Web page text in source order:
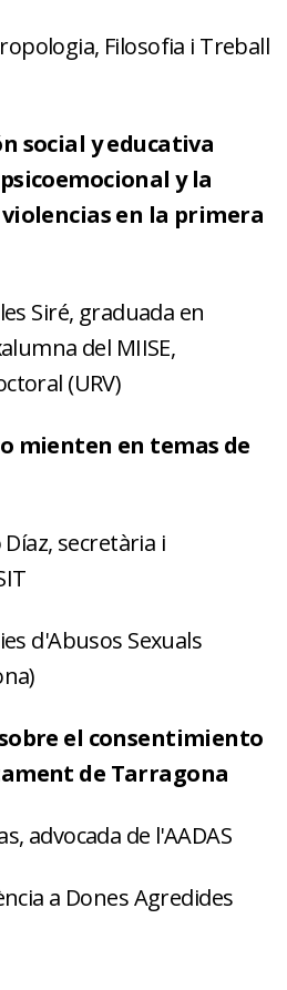
Filosofia i Treball
social y educativa
y la
en la primera
Siré, graduada en
del MIISE,
(URV)
mienten en temas de
secretària i
d'Abusos Sexuals
el consentimiento
de Tarragona
advocada de l'AADAS
a Dones Agredides